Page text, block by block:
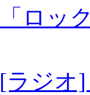
「ロッ
[ラジオ